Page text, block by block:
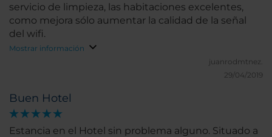
servicio de limpieza, las habitaciones excelentes,
como mejora sólo aumentar la calidad de la señal
del wifi.
Mostrar información
juanrodmtnez.
29/04/2019
Buen Hotel
Estancia en el Hotel sin problema alguno. Situado a